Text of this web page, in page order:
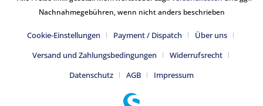
Nachnahmegebühren, wenn nicht anders beschrieben
Cookie-Einstellungen Payment / Dispatch
Über uns
Versand und Zahlungsbedingungen
Widerrufsrecht
Datenschutz
AGB Impressum